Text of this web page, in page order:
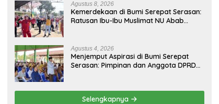
Agustus 8, 2026
Kemerdekaan di Bumi Serepat Serasan:
Ratusan Ibu-Ibu Muslimat NU Abab
Agustus 4, 2026
Menjemput Aspirasi di Bumi Serepat
Serasan: Pimpinan dan Anggota DPRD
2026
Selengkapnya